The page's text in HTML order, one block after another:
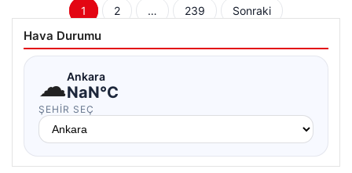
Yazı
sayfalaması
1 2 … 239 Sonraki
Hava Durumu
☁Ankara
NaN°C
ŞEHIR SEÇ